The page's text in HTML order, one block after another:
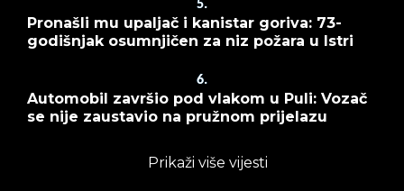
5.
Pronašli mu upaljač i kanistar goriva: 73-
godišnjak osumnjičen za niz požara u Istri
6.
Automobil završio pod vlakom u Puli: Vozač
se nije zaustavio na pružnom prijelazu
Prikaži više vijesti